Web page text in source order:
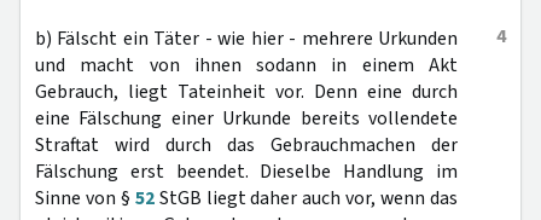
4
b) Fälscht ein Täter - wie hier - mehrere Urkunden
und macht von ihnen sodann in einem Akt
Gebrauch, liegt Tateinheit vor. Denn eine durch
eine Fälschung einer Urkunde bereits vollendete
Straftat wird durch das Gebrauchmachen der
Fälschung erst beendet. Dieselbe Handlung im
Sinne von § 52StGB liegt daher auch vor, wenn das